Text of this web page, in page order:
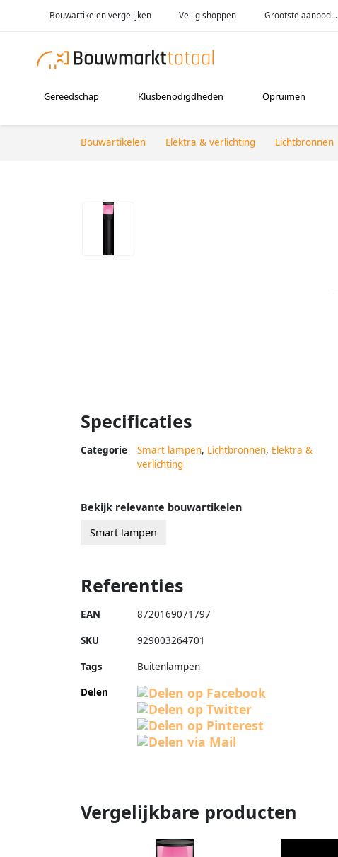
Bouwartikelen vergelijken Veilig shoppen Grootste aanbod...
Gereedschap Klusbenodigdheden Opruimen
Bouwartikelen Elektra & verlichting Lichtbronnen
Specificaties
Categorie Smart lampen, Lichtbronnen, Elektra &
verlichting
Bekijk relevante bouwartikelen
Smart lampen
Referenties
EAN 8720169071797
SKU 929003264701
Tags
Buitenlampen
Delen
Vergelijkbare producten